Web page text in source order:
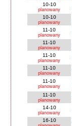
10-10
planowany
10-10
planowany
11-10
planowany
11-10
planowany
11-10
planowany
11-10
planowany
11-10
planowany
11-10
planowany
14-10
planowany
16-10